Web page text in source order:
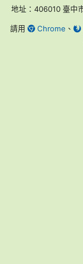
地址：406010 臺中
請用 Chrome 、